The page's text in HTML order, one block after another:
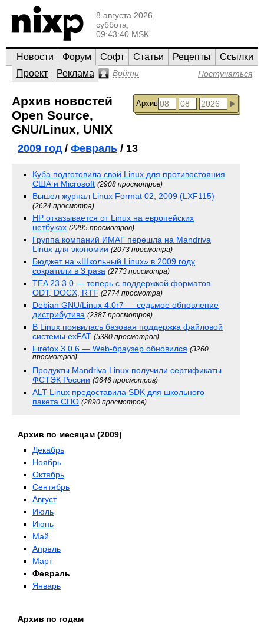
8 августа 2026,
суббота,
09:43:40 MSK
Новости Форум Софт Статьи Рецепты
Ссылки
Проект
Реклама Войти Постучаться
Архив
Архив новостей
Open Source,
GNU/Linux, UNIX
2009 год/ Февраль / 13
Куба подготовила свой Linux для противостояния
США и Microsoft (2908 просмотров)
Вышел журнал Linux Format 02, 2009 (LXF115)
(2624 просмотра)
HP отказывается от Linux на европейских
нетбуках (2295 просмотров)
Группа компаний ИМАГ перешла на Mandriva
Linux для экономии (2073 просмотра)
Бюджет на «Школьный Linux» в 2009 году
сократили в 3 раза (2773 просмотра)
TEA 23.3.0 — теперь с поддержкой форматов
ODT, DOCX, RTF (2774 просмотра)
Debian GNU/Linux 4.0r7 — седьмое обновление
дистрибутива (2387 просмотров)
В Linux появилась базовая поддержка файловой
системы exFAT (5380 просмотров)
Firefox 3.0.6 — Web-браузер обновился (3260
просмотров)
Продукты Mandriva Linux получили сертификаты
ФСТЭК России (3646 просмотров)
ALT Linux предоставила SDK для школьного
пакета СПО (2890 просмотров)
Архив по месяцам (2009)
Декабрь
Ноябрь
Октябрь
Сентябрь
Август
Июль
Июнь
Май
Апрель
Март
Февраль
Январь
Архив по годам